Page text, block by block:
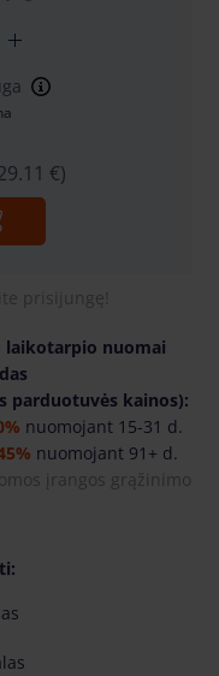
€)
prisijungę!
laikotarpio nuomai
parduotuvės kainos):
nuomojant 15-31 d.
nuomojant 91+ d.
įrangos grąžinimo